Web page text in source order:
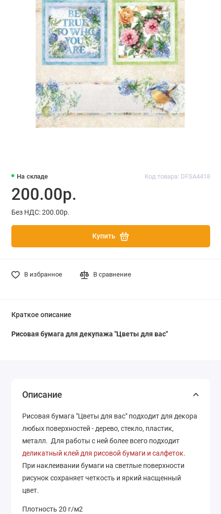
На складе Код товара: DFSA4418
200.00р.
Без НДС: 200.00р.
Купить
В избранное В сравнение
Краткое описание
Рисовая бумага для декупажа "Цветы для вас"
Описание
Рисовая бумага "Цветы для вас" подходит для декора
любых поверхностей - дерево, стекло, пластик,
металл. Для работы с ней более всего подходит
деликатный клей для рисовой бумаги и салфеток.
При наклеивании бумаги на светлые поверхности
рисунок сохраняет четкость и яркий насщенный
цвет.
Плотность 20 г/м2